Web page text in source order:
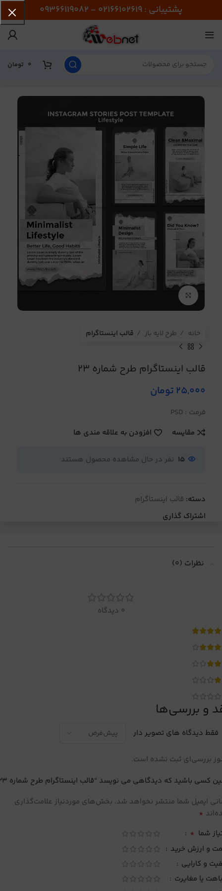
پشتیبانی : 02166102619 - 09366119082
0 تومان
خانه طرح لایه باز قالب اینستاگرام
قالب اینستاگرام طرح شماره 23
25,000تومان
فرمت : PSD
مقایسه
افزودن به علاقه مندی ها
15 نفر در حال مشاهده محصول هستند
دسته: قالب اینستاگرام
اشتراک گذاری
نظرات (0)
0 دیدگاه
و بررسی‌ها
فقط دیدگاه های تصویر دار
بررسی‌ای ثبت نشده است.
کسی باشید که دیدگاهی می نویسد “قالب اینستاگرام طرح شماره 23”
ایمیل شما منتشر نخواهد شد. بخش‌های موردنیاز علامت‌گذاری
*
شما *
و ارزش خرید
و کارایی
یا مغایرت